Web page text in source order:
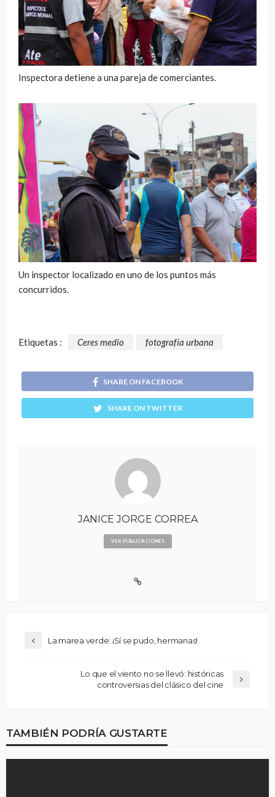
Inspectora detiene a una pareja de comerciantes.
Un inspector localizado en uno de los puntos más
concurridos.
Etiquetas : Ceres medio fotografía urbana
SHARE ON FACEBOOK
SHARE ON TWITTER
JANICE JORGE CORREA
VER PUBLICACIONES
La marea verde: ¡Sí se pudo, hermanas!
Lo que el viento no se llevó: históricas
controversias del clásico del cine
TAMBIÉN PODRÍA GUSTARTE